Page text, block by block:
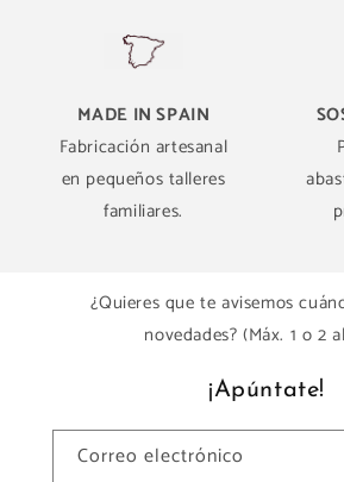
MADE IN SPAIN
Fabricación artesanal
en pequeños talleres
familiares.
¿Quieres que te avisemos
novedades? (Máx. 1 o 2
¡Apúntate!
Correo electrónico